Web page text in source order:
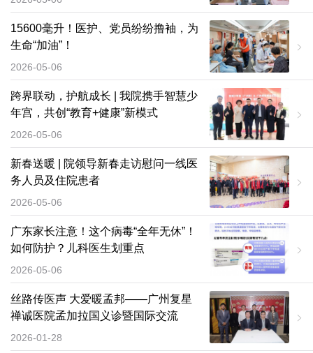
15600毫升！医护、党员纷纷撸袖，为
生命“加油”！
2026-05-06
跨界联动，护航成长 | 我院携手智慧少
年宫，共创“教育+健康”新模式
2026-05-06
新春送暖 | 院领导新春走访慰问一线医
务人员及住院患者
2026-05-06
广东家长注意！这个病毒“全年无休”！
如何防护？儿科医生划重点
2026-05-06
丝路传医声 大爱暖孟邦——广州复星
禅诚医院孟加拉国义诊暨国际交流
2026-01-28